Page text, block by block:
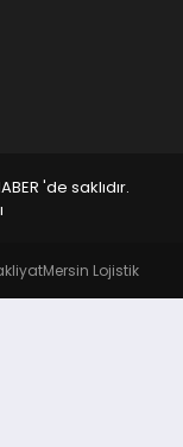
'de saklıdır.
Mersin Lojistik